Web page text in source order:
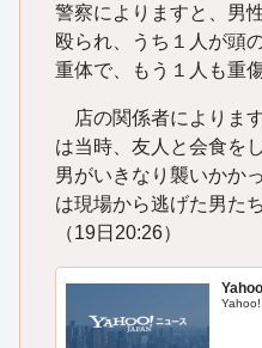
警察によりますと、男
殴られ、うち１人が頭
重体で、もう１人も重傷
店の関係者によりま
は当時、友人と会食を
男がいきなり襲いかか
は現場から逃げた男た
（19日20:26）